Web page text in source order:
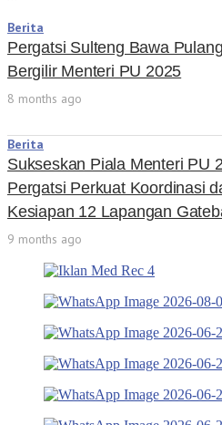
Berita
Pergatsi Sulteng Bawa
Bergilir Menteri PU 2025
8 months ago
Berita
Sukseskan Piala Menteri PU
Pergatsi Perkuat Koordinasi
Kesiapan 12 Lapangan
9 months ago